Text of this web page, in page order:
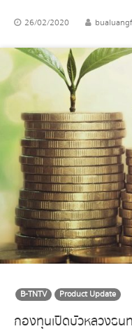
26/02/2020
B-TNTV Product Update
กองทุนเปิดบัวหลวงธน